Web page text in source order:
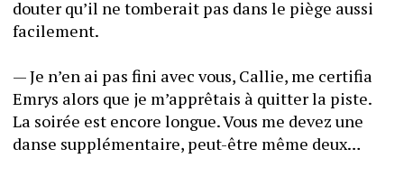
douter qu’il ne tomberait pas dans le piège aussi
— Je n’en ai pas fini avec vous, Callie, me certifia
Emrys alors que je m’apprêtais à quitter la piste.
La soirée est encore longue. Vous me devez une